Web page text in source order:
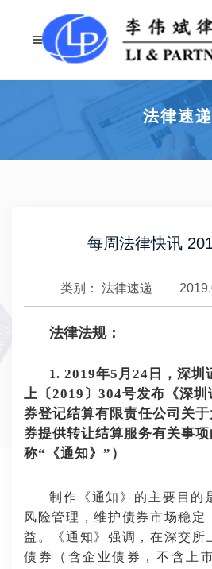
法律速递
每周法律快讯
类别： 法律速递
法律法规：
1. 2019年5月24日，深圳
上〔2019〕304号发布《深
券登记结算有限责任公司关
券提供转让结算服务有关事
称“《通知》”）
制作《通知》的主要目的
风险管理，维护债券市场稳定
益。《通知》强调，在深交所
债券（含企业债券，不含上